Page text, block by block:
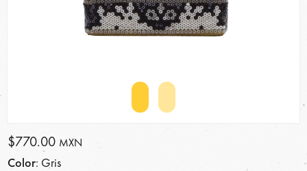
$770.00 MXN
Color: Gris